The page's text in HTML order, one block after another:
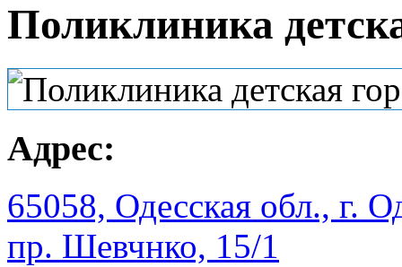
Поликлиника
Адрес:
65058, Одесская обл., г.
пр. Шевчнко, 15/1